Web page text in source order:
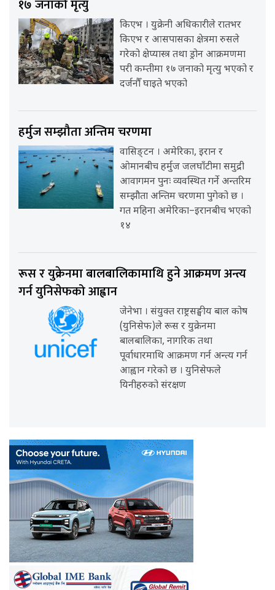
१७ जनाको मृत्यु
किएभ । युक्रेनी अधिकारीले रातभर
किएभ र आसपासका क्षेत्रमा रुसले
गरेको क्षेप्यास्त्र तथा ड्रोन आक्रमणमा
परी कम्तीमा १७ जनाको मृत्यु भएको र
दर्जनौँ घाइते भएको
हर्मुज सम्झौता अन्तिम चरणमा
वासिङ्टन । अमेरिका, इरान र
ओमानबीच हर्मुज जलघाँटीमा समुद्री
आवागमन पुनः व्यवस्थित गर्ने अन्तरिम
सम्झौता अन्तिम चरणमा पुगेको छ ।
गत महिना अमेरिका–इरानबीच भएको
१४
रूस र युक्रेनमा बालबालिकामाथि हुने आक्रमण अन्त्य
गर्न युनिसेफको आह्वान
जेनेभा । संयुक्त राष्ट्रसङ्घीय बाल कोष
(युनिसेफ)ले रूस र युक्रेनमा
बालबालिका, नागरिक तथा
पूर्वाधारमाथि आक्रमण गर्न अन्त्य गर्न
आह्वान गरेको छ । युनिसेफले
यिनीहरुको संरक्षण